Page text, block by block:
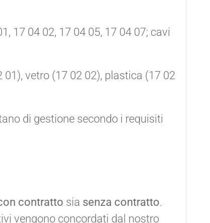
17 04 02, 17 04 05, 17 04 07; cavi
01), vetro (17 02 02), plastica (17 02
di gestione secondo i requisiti
contratto sia senza contratto.
vengono concordati dal nostro